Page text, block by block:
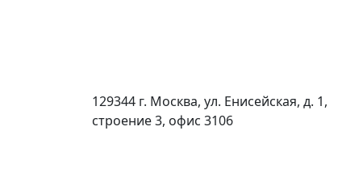
129344 г. Москва, ул. Енисейская, д. 1,
строение 3, офис 3106